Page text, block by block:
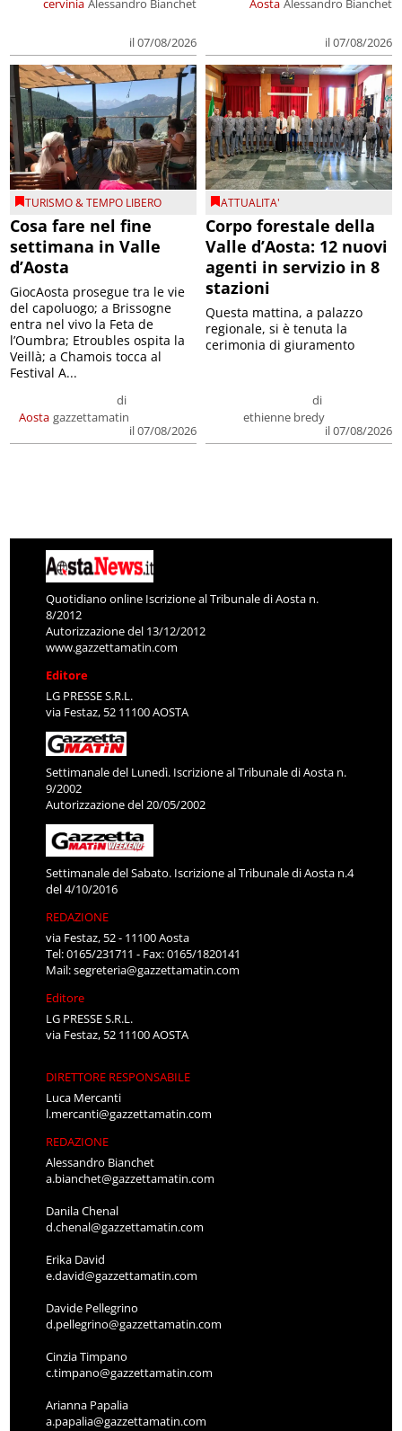
cervinia Alessandro Bianchet
il 07/08/2026
Aosta Alessandro Bianchet
il 07/08/2026
TURISMO & TEMPO LIBERO
Cosa fare nel fine
settimana in Valle
d’Aosta
Aosta
di
gazzettamatin
il 07/08/2026
GiocAosta prosegue tra le vie
del capoluogo; a Brissogne
entra nel vivo la Feta de
l’Oumbra; Etroubles ospita la
Veillà; a Chamois tocca al
Festival A...
ATTUALITA'
Corpo forestale della
Valle d’Aosta: 12 nuovi
agenti in servizio in 8
stazioni
di
ethienne bredy
il 07/08/2026
Questa mattina, a palazzo
regionale, si è tenuta la
cerimonia di giuramento
Quotidiano online Iscrizione al Tribunale di Aosta n.
8/2012
Autorizzazione del 13/12/2012
www.gazzettamatin.com
Editore
LG PRESSE S.R.L.
via Festaz, 52 11100 AOSTA
Settimanale del Lunedì. Iscrizione al Tribunale di Aosta n.
9/2002
Autorizzazione del 20/05/2002
Settimanale del Sabato. Iscrizione al Tribunale di Aosta n.4
del 4/10/2016
REDAZIONE
via Festaz, 52 - 11100 Aosta
Tel: 0165/231711 - Fax: 0165/1820141
Mail:segreteria@gazzettamatin.com
Editore
LG PRESSE S.R.L.
via Festaz, 52 11100 AOSTA
DIRETTORE RESPONSABILE
Luca Mercanti
l.mercanti@gazzettamatin.com
REDAZIONE
Alessandro Bianchet
a.bianchet@gazzettamatin.com
Danila Chenal
d.chenal@gazzettamatin.com
Erika David
e.david@gazzettamatin.com
Davide Pellegrino
d.pellegrino@gazzettamatin.com
Cinzia Timpano
c.timpano@gazzettamatin.com
Arianna Papalia
a.papalia@gazzettamatin.com